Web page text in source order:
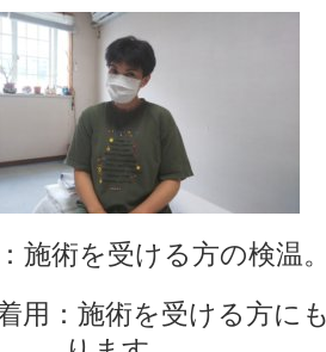
施術を受ける方の検温。
用：施術を受ける方に